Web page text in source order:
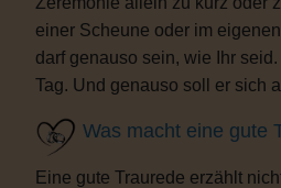
einer Scheune oder im
darf genauso sein, wie Ihr
Tag. Und genauso soll er sich
Was macht eine gute
Eine gute Traurede erzählt